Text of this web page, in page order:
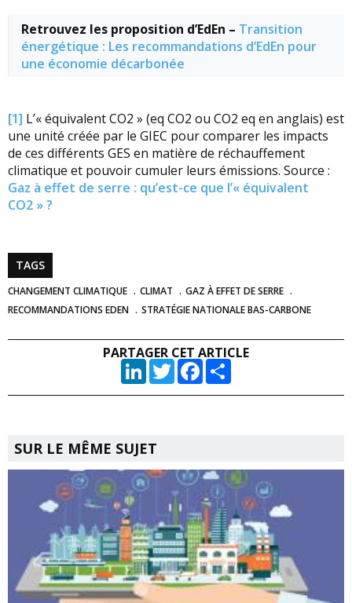
Retrouvez les proposition d’EdEn – Transition
énergétique : Les recommandations d’EdEn pour
une économie décarbonée
[1] L’« équivalent CO2 » (eq CO2 ou CO2 eq en anglais) est
une unité créée par le GIEC pour comparer les impacts
de ces différents GES en matière de réchauffement
climatique et pouvoir cumuler leurs émissions. Source :
Gaz à effet de serre : qu’est-ce que l’« équivalent
CO2 » ?
TAGS
CHANGEMENT CLIMATIQUE CLIMAT
GAZ À EFFET DE SERRE
RECOMMANDATIONS EDEN
STRATÉGIE NATIONALE BAS-CARBONE
PARTAGER CET ARTICLE
LinkedInTwitterFacebook
SUR LE MÊME SUJET